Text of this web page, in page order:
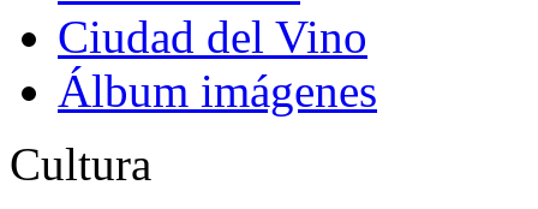
Ciudad del Vino
Álbum imágenes
Cultura